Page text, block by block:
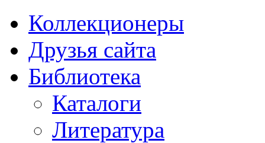
Коллекционеры
Друзья сайта
Библиотека
Каталоги
Литература